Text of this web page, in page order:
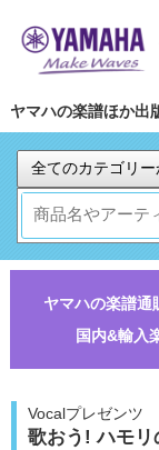
ヤマハの楽譜ほか出
ヤマハの楽譜通
国内&輸入
Vocalプレゼンツ
歌おう! ハモ